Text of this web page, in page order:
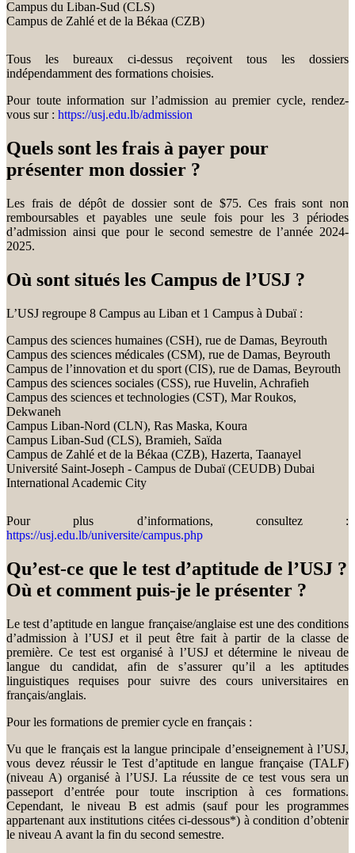
Campus du Liban-Sud (CLS)
Campus de Zahlé et de la Békaa (CZB)
Tous les bureaux ci-dessus reçoivent tous les dossiers
indépendamment des formations choisies.
Pour toute information sur l’admission au premier cycle, rendez-
vous sur : https://usj.edu.lb/admission
Quels sont les frais à payer pour
présenter mon dossier ?
Les frais de dépôt de dossier sont de $75. Ces frais sont non
remboursables et payables une seule fois pour les 3 périodes
d’admission ainsi que pour le second semestre de l’année 2024-
2025.
Où sont situés les Campus de l’USJ ?
L’USJ regroupe 8 Campus au Liban et 1 Campus à Dubaï :
Campus des sciences humaines (CSH), rue de Damas, Beyrouth
Campus des sciences médicales (CSM), rue de Damas, Beyrouth
Campus de l’innovation et du sport (CIS), rue de Damas, Beyrouth
Campus des sciences sociales (CSS), rue Huvelin, Achrafieh
Campus des sciences et technologies (CST), Mar Roukos,
Dekwaneh
Campus Liban-Nord (CLN), Ras Maska, Koura
Campus Liban-Sud (CLS), Bramieh, Saïda
Campus de Zahlé et de la Békaa (CZB), Hazerta, Taanayel
Université Saint-Joseph - Campus de Dubaï (CEUDB) Dubai
International Academic City
Pour plus d’informations, consultez :
https://usj.edu.lb/universite/campus.php
Qu’est-ce que le test d’aptitude de l’USJ ?
Où et comment puis-je le présenter ?
Le test d’aptitude en langue française/anglaise est une des conditions
d’admission à l’USJ et il peut être fait à partir de la classe de
première. Ce test est organisé à l’USJ et détermine le niveau de
langue du candidat, afin de s’assurer qu’il a les aptitudes
linguistiques requises pour suivre des cours universitaires en
français/anglais.
Pour les formations de premier cycle en français :
Vu que le français est la langue principale d’enseignement à l’USJ,
vous devez réussir le Test d’aptitude en langue française (TALF)
(niveau A) organisé à l’USJ. La réussite de ce test vous sera un
passeport d’entrée pour toute inscription à ces formations.
Cependant, le niveau B est admis (sauf pour les programmes
appartenant aux institutions citées ci-dessous*) à condition d’obtenir
le niveau A avant la fin du second semestre.